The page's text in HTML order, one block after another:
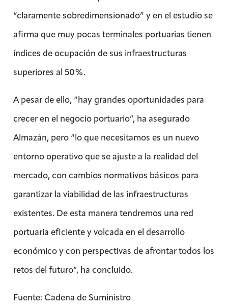
“claramente sobredimensionado” y en el estudio se
afirma que muy pocas terminales portuarias tienen
índices de ocupación de sus infraestructuras
superiores al 50%.
A pesar de ello, “hay grandes oportunidades para
crecer en el negocio portuario”, ha asegurado
Almazán, pero “lo que necesitamos es un nuevo
entorno operativo que se ajuste a la realidad del
mercado, con cambios normativos básicos para
garantizar la viabilidad de las infraestructuras
existentes. De esta manera tendremos una red
portuaria eficiente y volcada en el desarrollo
económico y con perspectivas de afrontar todos los
retos del futuro”, ha concluido.
Fuente: Cadena de Suministro